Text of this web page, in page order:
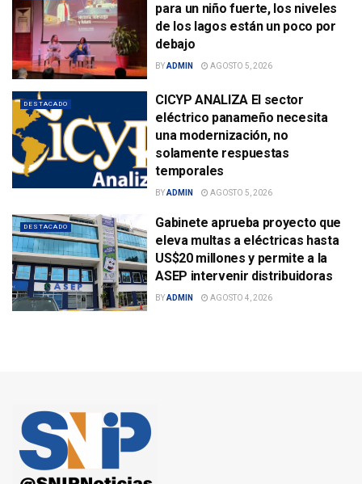
para un niño fuerte, los niveles
de los lagos están un poco por
debajo
BYADMIN AGOSTO 5, 2026
DESTACADO
CICYP ANALIZA El sector
eléctrico panameño necesita
una modernización, no
solamente respuestas
temporales
BYADMIN AGOSTO 5, 2026
DESTACADO
Gabinete aprueba proyecto que
eleva multas a eléctricas hasta
US$20 millones y permite a la
ASEP intervenir distribuidoras
BYADMIN AGOSTO 4, 2026